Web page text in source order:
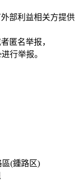
部利益相关方提供
匿名举报，
行举报。
區(鍾路区)